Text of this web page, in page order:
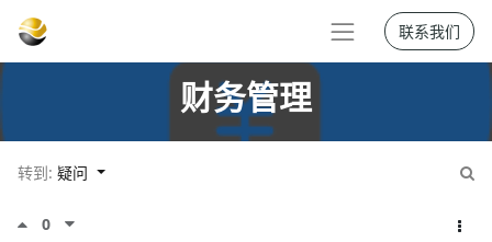
联系我们
财务管理
转到: 疑问
0